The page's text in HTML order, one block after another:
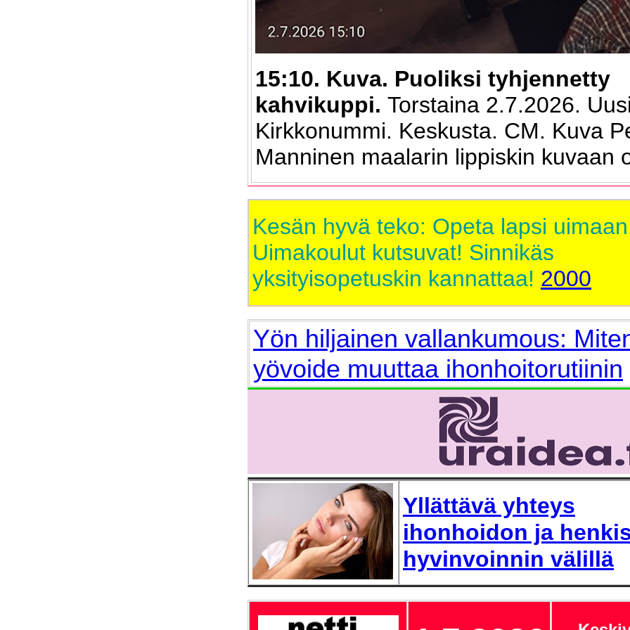
15:10. Kuva. Puoliksi tyhjennetty
kahvikuppi. Torstaina 2.7.2026.
Kirkkonummi. Keskusta. CM. Kuva
Manninen maalarin lippiskin kuvaan
Kesän hyvä teko: Opeta lapsi
Uimakoulut kutsuvat! Sinnikäs
yksityisopetuskin kannattaa! 2000
Yön hiljainen vallankumous:
yövoide muuttaa ihonhoitorutiinin
Yllättävä yhteys
ihonhoidon ja
hyvinvoinnin välillä